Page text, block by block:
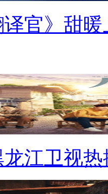
译官》甜
龙江卫视